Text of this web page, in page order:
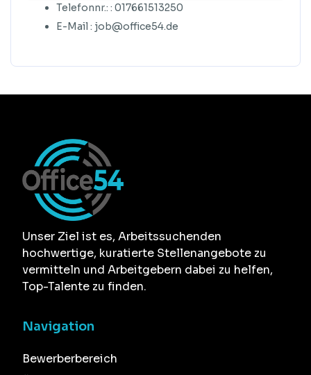
Telefonnr.: : 017661513250
E-Mail : job@office54.de
Unser Ziel ist es, Arbeitssuchenden
hochwertige, kuratierte Stellenangebote zu
vermitteln und Arbeitgebern dabei zu helfen,
Top-Talente zu finden.
Navigation
Bewerberbereich